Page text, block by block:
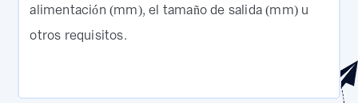
alimentación (mm), el tamaño de salida (mm) u
otros requisitos.